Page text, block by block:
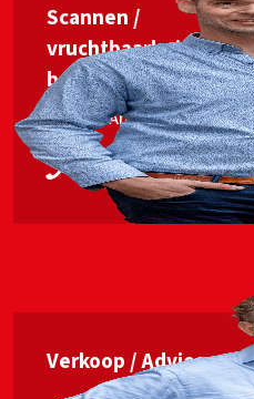
Scannen /
vruchtbaarheids­
begeleiding
Jan van Ankum
06 53563448
Verkoop / Advies